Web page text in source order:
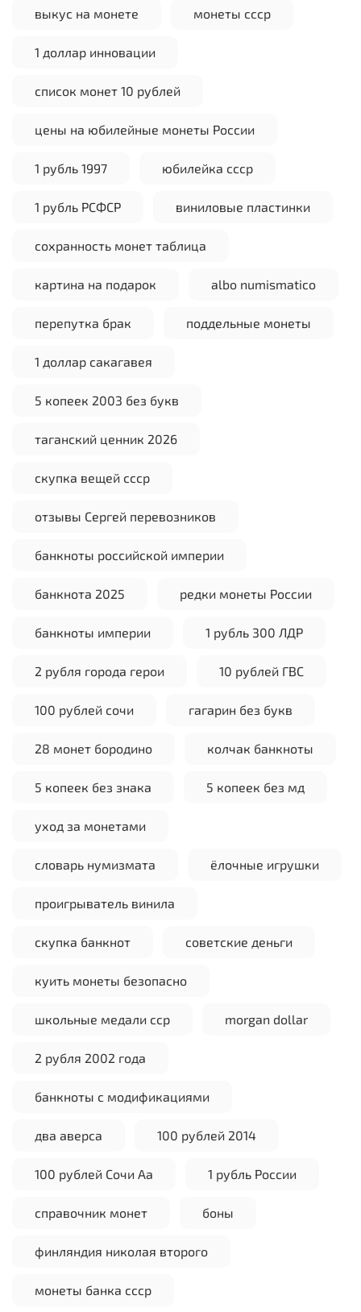
выкус на монете монеты ссср
1 доллар инновации
список монет 10 рублей
цены на юбилейные монеты России
1 рубль 1997 юбилейка ссср
1 рубль РСФСР виниловые пластинки
сохранность монет таблица
картина на подарок albo numismatico
перепутка брак поддельные монеты
1 доллар сакагавея
5 копеек 2003 без букв
таганский ценник 2026
скупка вещей ссср
отзывы Сергей перевозников
банкноты российской империи
банкнота 2025 редки монеты России
банкноты империи 1 рубль 300 ЛДР
2 рубля города герои 10 рублей ГВС
100 рублей сочи гагарин без букв
28 монет бородино колчак банкноты
5 копеек без знака 5 копеек без мд
уход за монетами
словарь нумизмата ёлочные игрушки
проигрыватель винила
скупка банкнот советские деньги
куить монеты безопасно
школьные медали сср morgan dollar
2 рубля 2002 года
банкноты с модификациями
два аверса 100 рублей 2014
100 рублей Сочи Аа 1 рубль России
справочник монет боны
финляндия николая второго
монеты банка ссср